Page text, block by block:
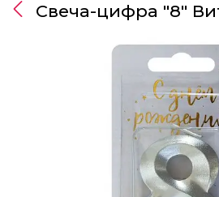
Свеча-цифра "8"